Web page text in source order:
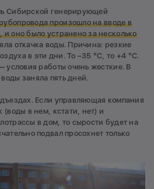
Сибирской генерирующей
произошло на вводе в
оно было устранено за несколько
откачка воды. Причина: резкие
в эти дни. То –35 °С, то +4 °С.
условия работы очень жесткие. В
заняла пять дней.
Если управляющая компания
(воды в нем, кстати, нет) и
в дом, то сырости будет на
подвал просохнет только